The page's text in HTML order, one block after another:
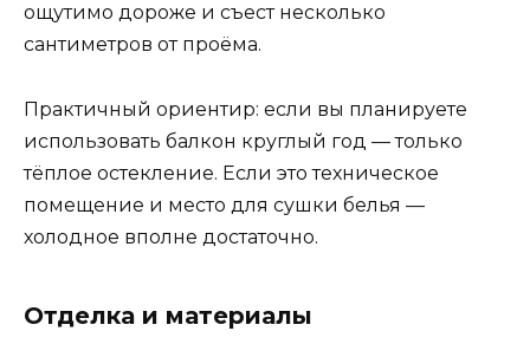
ощутимо дороже и съест несколько
сантиметров от проёма.
Практичный ориентир: если вы планируете
использовать балкон круглый год — только
тёплое остекление. Если это техническое
помещение и место для сушки белья —
холодное вполне достаточно.
Отделка и материалы